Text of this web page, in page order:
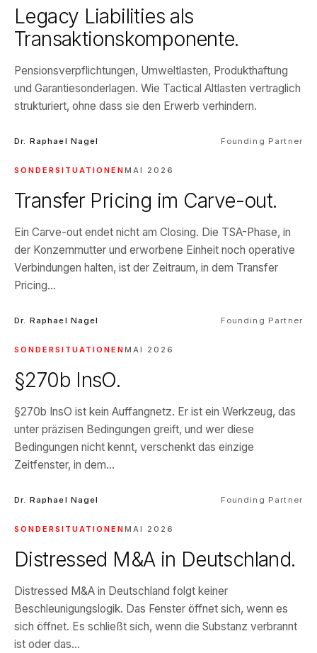
Legacy Liabilities als
Transaktionskomponente.
Pensionsverpflichtungen, Umweltlasten, Produkthaftung
und Garantiesonderlagen. Wie Tactical Altlasten vertraglich
strukturiert, ohne dass sie den Erwerb verhindern.
Dr. Raphael Nagel Founding Partner
SONDERSITUATIONENMAI 2026
Transfer Pricing im Carve-out.
Ein Carve-out endet nicht am Closing. Die TSA-Phase, in
der Konzernmutter und erworbene Einheit noch operative
Verbindungen halten, ist der Zeitraum, in dem Transfer
Pricing...
Dr. Raphael Nagel Founding Partner
SONDERSITUATIONENMAI 2026
§270b InsO.
§270b InsO ist kein Auffangnetz. Er ist ein Werkzeug, das
unter präzisen Bedingungen greift, und wer diese
Bedingungen nicht kennt, verschenkt das einzige
Zeitfenster, in dem...
Dr. Raphael Nagel Founding Partner
SONDERSITUATIONENMAI 2026
Distressed M&A in Deutschland.
Distressed M&A in Deutschland folgt keiner
Beschleunigungslogik. Das Fenster öffnet sich, wenn es
sich öffnet. Es schließt sich, wenn die Substanz verbrannt
ist oder das...